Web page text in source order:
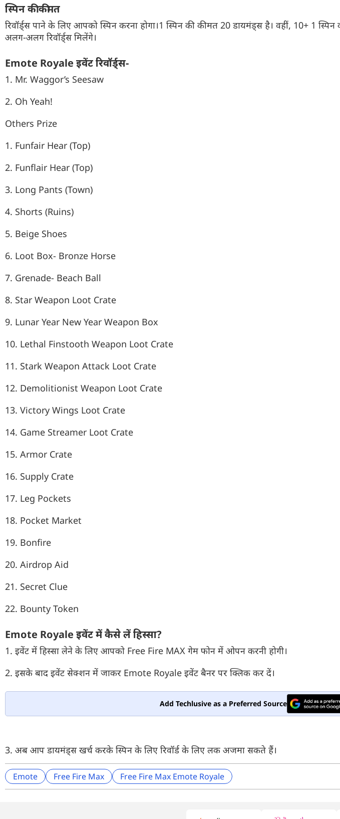
स्पिन की कीमत
रिवॉर्ड्स पाने के लिए आपको स्पिन करना होगा।1 स्पिन की कीमत 20 डायमंड्स है। वहीं, 10+ 1
अलग-अलग रिवॉर्ड्स मिलेंगे।
Emote Royale इवेंट रिवॉर्ड्स-
1. Mr. Waggor’s Seesaw
2. Oh Yeah!
Others Prize
1. Funfair Hear (Top)
2. Funflair Hear (Top)
3. Long Pants (Town)
4. Shorts (Ruins)
5. Beige Shoes
6. Loot Box- Bronze Horse
7. Grenade- Beach Ball
8. Star Weapon Loot Crate
9. Lunar Year New Year Weapon Box
10. Lethal Finstooth Weapon Loot Crate
11. Stark Weapon Attack Loot Crate
12. Demolitionist Weapon Loot Crate
13. Victory Wings Loot Crate
14. Game Streamer Loot Crate
15. Armor Crate
16. Supply Crate
17. Leg Pockets
18. Pocket Market
19. Bonfire
20. Airdrop Aid
21. Secret Clue
22. Bounty Token
Emote Royale इवेंट में कैसे लें हिस्सा?
1. इवेंट में हिस्सा लेने के लिए आपको Free Fire MAX गेम फोन में ओपन करनी होगी।
2. इसके बाद इवेंट सेक्शन में जाकर Emote Royale इवेंट बैनर पर क्लिक कर दें।
Add Techlusive as a Preferred Source
3. अब आप डायमंड्स खर्च करके स्पिन के लिए रिवॉर्ड के लिए लक अजमा सकते हैं।
Emote Free Fire Max Free Fire Max Emote Royale